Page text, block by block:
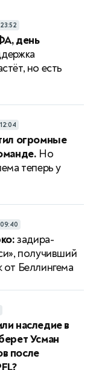
23:52
день
но есть
12:04
огромные
Но
теперь у
09:40
задира-
получивший
от Беллингема
наследие в
Усман
после